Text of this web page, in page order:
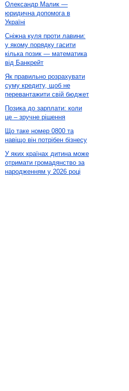
Олександр Малик —
юридична допомога в
Україні
Сніжна куля проти лавини:
у якому порядку гасити
кілька позик — математика
від Банкрейт
Як правильно розрахувати
суму кредиту, щоб не
перевантажити свій бюджет
Позика до зарплати: коли
це – зручне рішення
Що таке номер 0800 та
навіщо він потрібен бізнесу
У яких країнах дитина може
отримати громадянство за
народженням у 2026 році